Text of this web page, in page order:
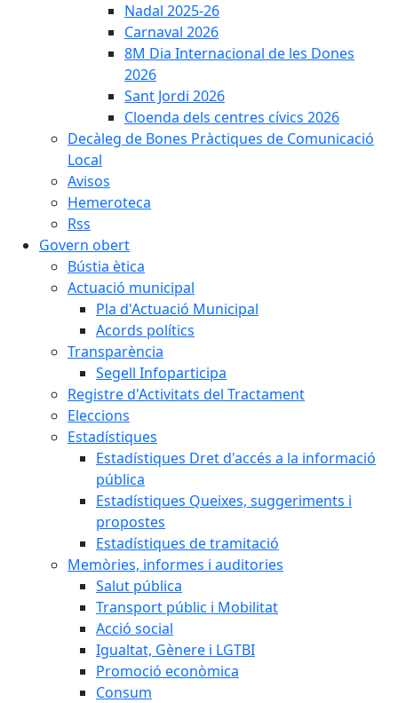
Nadal 2025-26
Carnaval 2026
8M Dia Internacional de les Dones
2026
Sant Jordi 2026
Cloenda dels centres cívics 2026
Decàleg de Bones Pràctiques de Comunicació
Local
Avisos
Hemeroteca
Rss
Govern obert
Bústia ètica
Actuació municipal
Pla d'Actuació Municipal
Acords polítics
Transparència
Segell Infoparticipa
Registre d'Activitats del Tractament
Eleccions
Estadístiques
Estadístiques Dret d'accés a la informació
pública
Estadístiques Queixes, suggeriments i
propostes
Estadístiques de tramitació
Memòries, informes i auditories
Salut pública
Transport públic i Mobilitat
Acció social
Igualtat, Gènere i LGTBI
Promoció econòmica
Consum